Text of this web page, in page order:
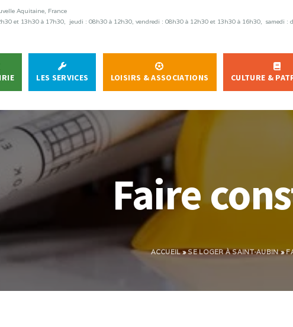
Aquitaine, France
et 13h30 à 17h30, jeudi : 08h30 à 12h30, vendredi : 08h30 à 12h30 et 13h30 à 16h30, samedi :
LES SERVICES LOISIRS & ASSOCIATIONS CULTURE &
Faire
ACCUEIL»SE LOGER À SAINT-AUBIN»